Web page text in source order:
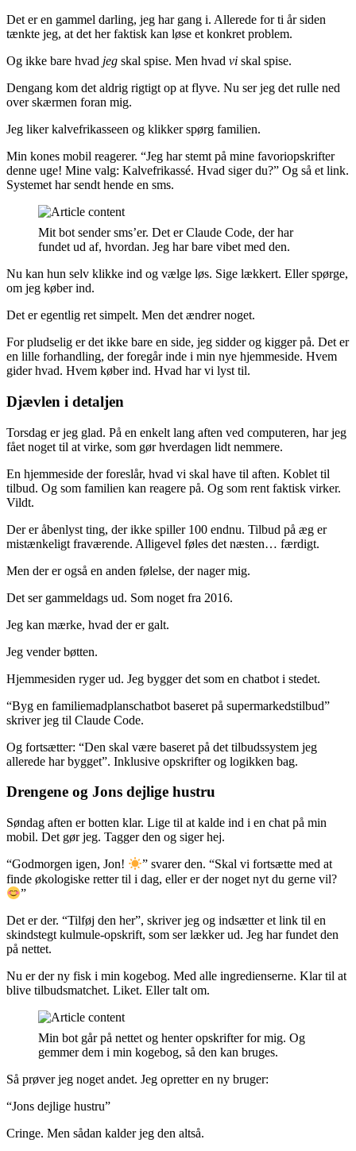
Det er en gammel darling, jeg har gang i. Allerede for ti år siden
tænkte jeg, at det her faktisk kan løse et konkret problem.
Og ikke bare hvad jeg skal spise. Men hvad vi skal spise.
Dengang kom det aldrig rigtigt op at flyve. Nu ser jeg det rulle ned
over skærmen foran mig.
Jeg liker kalvefrikasseen og klikker spørg familien.
Min kones mobil reagerer. “Jeg har stemt på mine favoriopskrifter
denne uge! Mine valg: Kalvefrikassé. Hvad siger du?” Og så et link.
Systemet har sendt hende en sms.
Mit bot sender sms’er. Det er Claude Code, der har
fundet ud af, hvordan. Jeg har bare vibet med den.
Nu kan hun selv klikke ind og vælge løs. Sige lækkert. Eller spørge,
om jeg køber ind.
Det er egentlig ret simpelt. Men det ændrer noget.
For pludselig er det ikke bare en side, jeg sidder og kigger på. Det er
en lille forhandling, der foregår inde i min nye hjemmeside. Hvem
gider hvad. Hvem køber ind. Hvad har vi lyst til.
Djævlen i detaljen
Torsdag er jeg glad. På en enkelt lang aften ved computeren, har jeg
fået noget til at virke, som gør hverdagen lidt nemmere.
En hjemmeside der foreslår, hvad vi skal have til aften. Koblet til
tilbud. Og som familien kan reagere på. Og som rent faktisk virker.
Vildt.
Der er åbenlyst ting, der ikke spiller 100 endnu. Tilbud på æg er
mistænkeligt fraværende. Alligevel føles det næsten… færdigt.
Men der er også en anden følelse, der nager mig.
Det ser gammeldags ud. Som noget fra 2016.
Jeg kan mærke, hvad der er galt.
Jeg vender bøtten.
Hjemmesiden ryger ud. Jeg bygger det som en chatbot i stedet.
“Byg en familiemadplanschatbot baseret på supermarkedstilbud”
skriver jeg til Claude Code.
Og fortsætter: “Den skal være baseret på det tilbudssystem jeg
allerede har bygget”. Inklusive opskrifter og logikken bag.
Drengene og Jons dejlige hustru
Søndag aften er botten klar. Lige til at kalde ind i en chat på min
mobil. Det gør jeg. Tagger den og siger hej.
“Godmorgen igen, Jon!
” svarer den. “Skal vi fortsætte med at
finde økologiske retter til i dag, eller er der noget nyt du gerne vil?
”
Det er der. “Tilføj den her”, skriver jeg og indsætter et link til en
skindstegt kulmule-opskrift, som ser lækker ud. Jeg har fundet den
på nettet.
Nu er der ny fisk i min kogebog. Med alle ingredienserne. Klar til at
blive tilbudsmatchet. Liket. Eller talt om.
Min bot går på nettet og henter opskrifter for mig. Og
gemmer dem i min kogebog, så den kan bruges.
Så prøver jeg noget andet. Jeg opretter en ny bruger:
“Jons dejlige hustru”
Cringe. Men sådan kalder jeg den altså.